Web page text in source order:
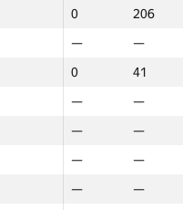
0 206
— —
0 41
— —
— —
— —
— —